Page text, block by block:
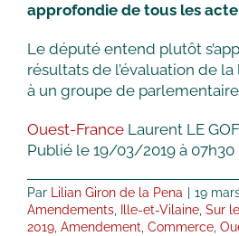
approfondie de tous les
Le député entend plutôt
résultats de l’évaluation de
à un groupe de
Ouest-France Laurent LE
Publié le 19/03/2019 à 07h30
Par Lilian Giron de la Pena 19
Amendements, Ille-et-Vilaine, Sur
2019, Amendement, Commerce,